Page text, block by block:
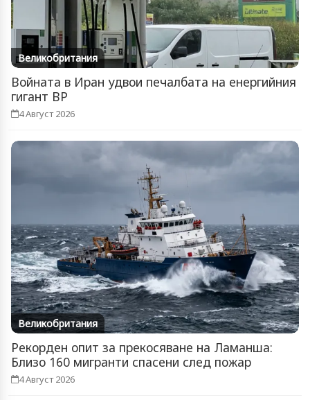
Великобритания
Войната в Иран удвои печалбата на енергийния
гигант BP
4 Август 2026
Великобритания
Рекорден опит за прекосяване на Ламанша:
Близо 160 мигранти спасени след пожар
4 Август 2026